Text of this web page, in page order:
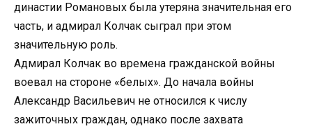
династии Романовых была утеряна значительная его
часть, и адмирал Колчак сыграл при этом
значительную роль.
Адмирал Колчак во времена гражданской войны
воевал на стороне «белых». До начала войны
Александр Васильевич не относился к числу
зажиточных граждан, однако после захвата